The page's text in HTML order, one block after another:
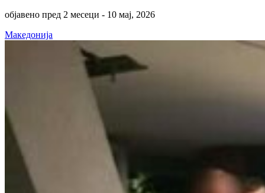
објавено пред 2 месеци - 10 мај, 2026
Македонија